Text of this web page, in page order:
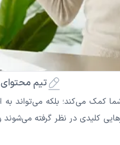
تیم
می‌کند؛ بلکه می‌تواند به
کلیدی در نظر گرفته